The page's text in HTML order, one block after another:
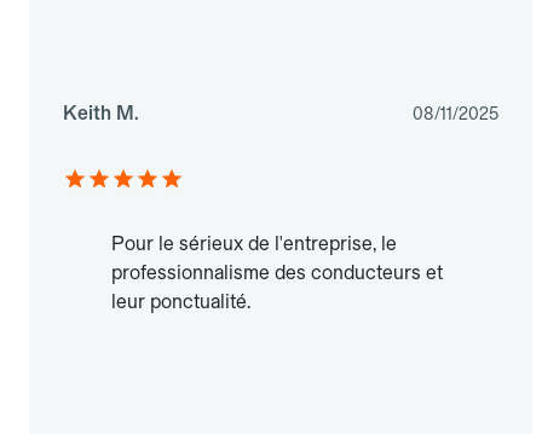
Keith M. 08/11/2025
Pour le sérieux de l'entreprise, le
professionnalisme des conducteurs et
leur ponctualité.